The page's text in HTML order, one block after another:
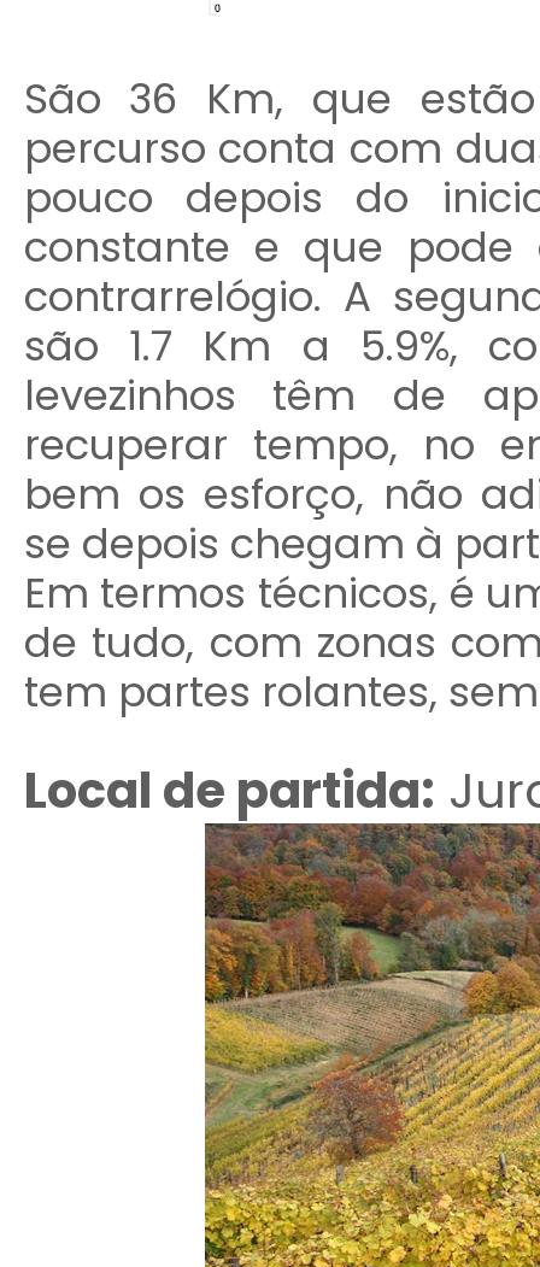
São 36 Km, que
percurso conta com
pouco depois do
constante e que
contrarrelógio. A
são 1.7 Km a 5.9%,
levezinhos têm de
recuperar tempo, no
bem os esforço, não
se depois chegam à
Em termos técnicos, é
de tudo, com zonas
tem partes rolantes,
Local de partida: